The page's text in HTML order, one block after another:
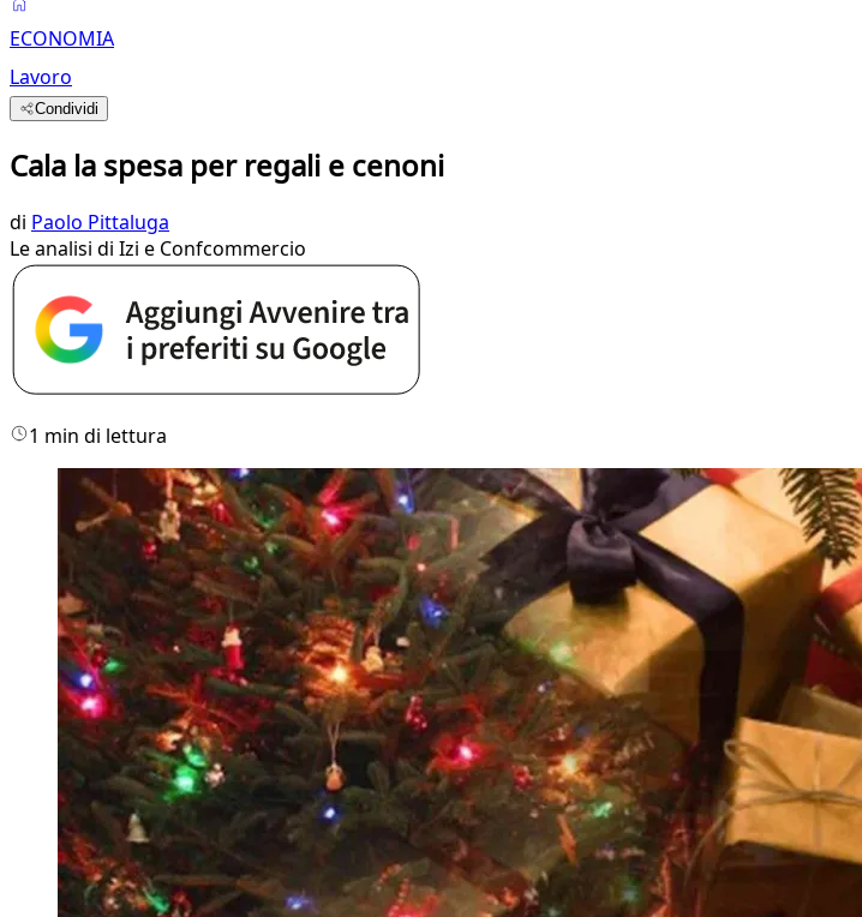
ECONOMIA
Lavoro
Condividi
Cala la spesa per regali e cenoni
di Paolo Pittaluga
Le analisi di Izi e Confcommercio
1 min di lettura